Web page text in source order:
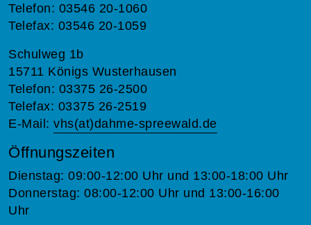
Telefon: 03546 20-1060
Telefax: 03546 20-1059
Schulweg 1b
15711 Königs Wusterhausen
Telefon: 03375 26-2500
Telefax: 03375 26-2519
E-Mail: vhs(at)dahme-spreewald.de
Öffnungszeiten
Dienstag: 09:00-12:00 Uhr und 13:00-18:00 Uhr
Donnerstag: 08:00-12:00 Uhr und 13:00-16:00
Uhr